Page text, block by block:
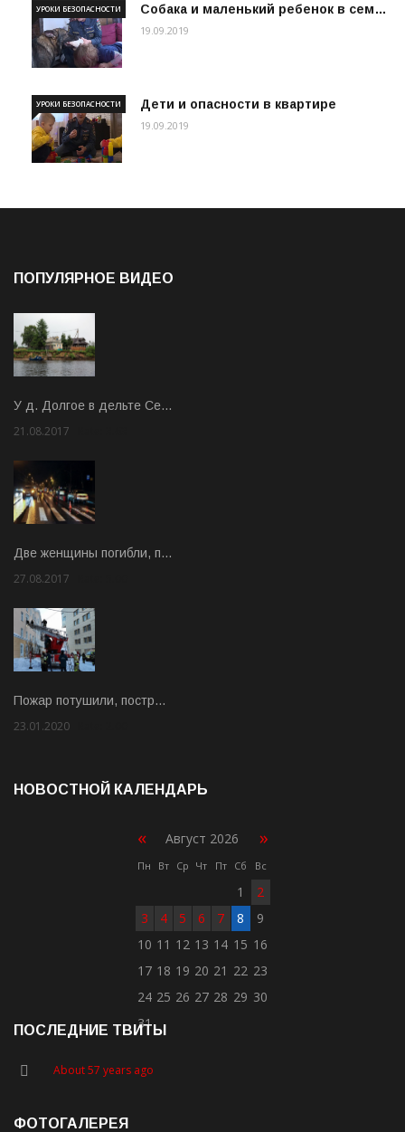
Собака и маленький ребенок в сем…
УРОКИ БЕЗОПАСНОСТИ
19.09.2019
Дети и опасности в квартире
УРОКИ БЕЗОПАСНОСТИ
19.09.2019
ПОПУЛЯРНОЕ ВИДЕО
У д. Долгое в дельте Се…
21.08.2017
Две женщины погибли, п…
27.08.2017
Пожар потушили, постр…
23.01.2020
НОВОСТНОЙ КАЛЕНДАРЬ
« Август 2026 »
Пн Вт Ср Чт Пт Сб Вс
1
2
3
4 5 6 7 8
9
10 11 12 13 14 15 16
17 18 19 20 21 22 23
24 25 26 27 28 29 30
31
ПОСЛЕДНИЕ ТВИТЫ
About 57 years ago
ФОТОГАЛЕРЕЯ